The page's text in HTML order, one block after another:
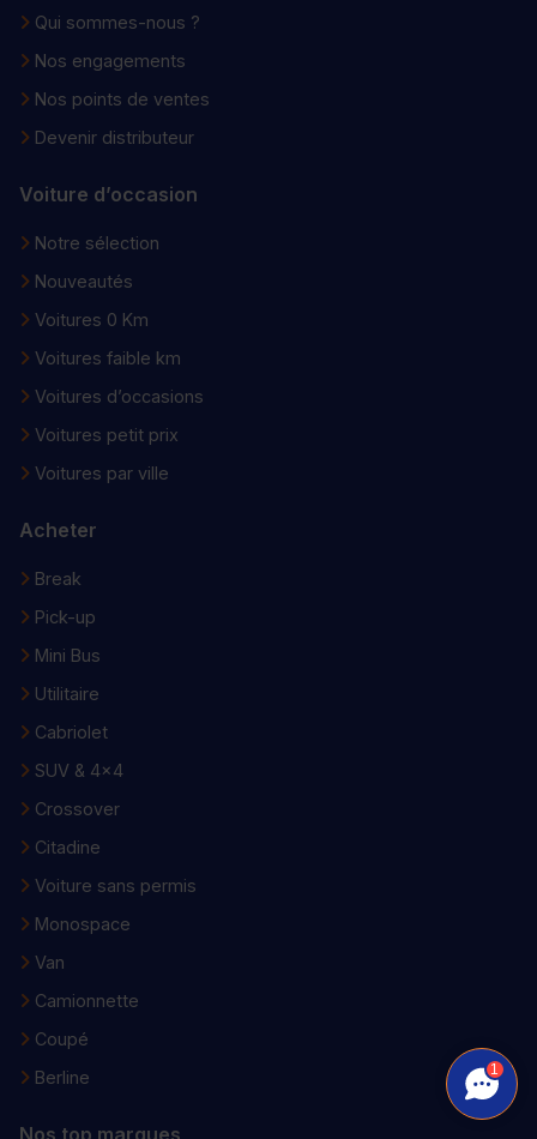
Qui sommes-nous ?
Nos engagements
Nos points de ventes
Devenir distributeur
Voiture d’occasion
Notre sélection
Nouveautés
Voitures 0 Km
Voitures faible km
Voitures d’occasions
Voitures petit prix
Voitures par ville
Acheter
Break
Pick-up
Mini Bus
Utilitaire
Cabriolet
SUV & 4x4
Crossover
Citadine
Voiture sans permis
Monospace
Van
Camionnette
Coupé
Berline
Nos top marques
1